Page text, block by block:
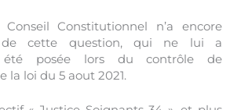
Constitutionnel n’a encore
de cette question, qui ne lui a
été posée lors du contrôle de
la loi du 5 aout 2021.